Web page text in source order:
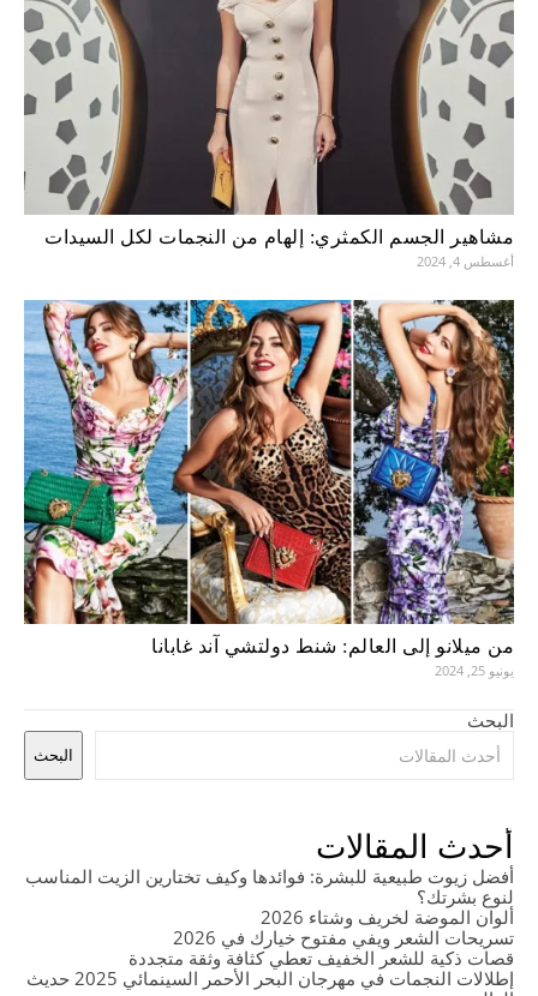
مشاهير الجسم الكمثري: إلهام من النجمات لكل السيدات
أغسطس 4, 2024
من ميلانو إلى العالم: شنط دولتشي آند غابانا
يونيو 25, 2024
البحث
البحث
أحدث المقالات
أفضل زيوت طبيعية للبشرة: فوائدها وكيف تختارين الزيت المناسب
لنوع بشرتك؟
ألوان الموضة لخريف وشتاء 2026
تسريحات الشعر ويفي مفتوح خيارك في 2026
قصات ذكية للشعر الخفيف تعطي كثافة وثقة متجددة
إطلالات النجمات في مهرجان البحر الأحمر السينمائي 2025 حديث